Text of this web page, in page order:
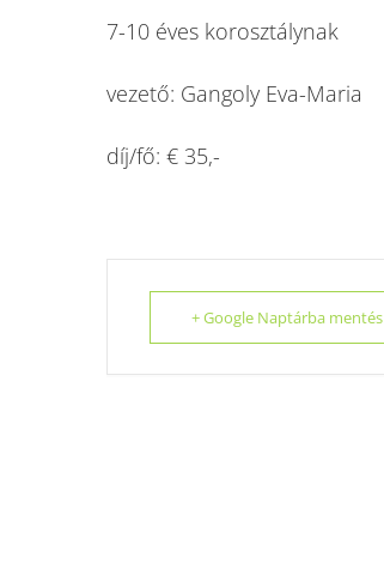
7-10 éves korosztálynak
vezető: Gangoly Eva-Maria
díj/fő: € 35,-
+ Google Naptárba mentés